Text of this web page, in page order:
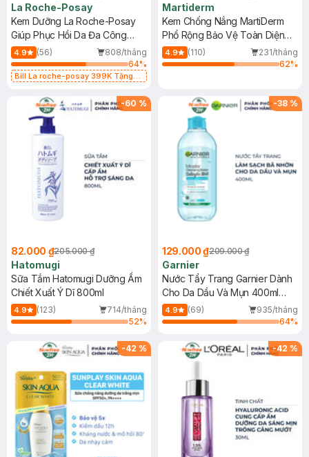
La Roche-Posay
Kem Dưỡng La Roche-Posay
Giúp Phục Hồi Da Đa Công
Dụng 40ml
4.9 (56)
808/tháng
64%
Bill La roche-posay 399K Tặng
(SL có hạn)
Martiderm
Kem Chống Nắng MartiDerm
Phổ Rộng Bảo Vệ Toàn Diện
40ml
4.9 (110)
231/tháng
62%
-60 %
82.000 ₫205.000 ₫
Hatomugi
Sữa Tắm Hatomugi Dưỡng Ẩm
Chiết Xuất Ý Dĩ 800ml
4.9 (123)
714/tháng
52%
-38 %
129.000 ₫209.000 ₫
Garnier
Nước Tẩy Trang Garnier Dành
Cho Da Dầu Và Mụn 400ml
(Mới)
4.9 (69)
935/tháng
64%
-42 % -42 %